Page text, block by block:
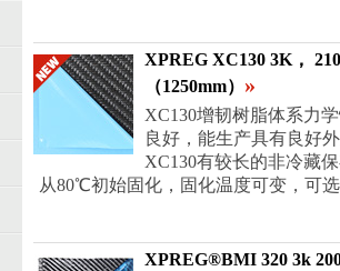
XPREG XC130 3K，
（1250mm） »
XC130增韧树脂体系力
良好，能生产具有良好
XC130有较长的非冷藏
从80℃初始固化，固化温度可变，可选
XPREG®BMI 320 3k